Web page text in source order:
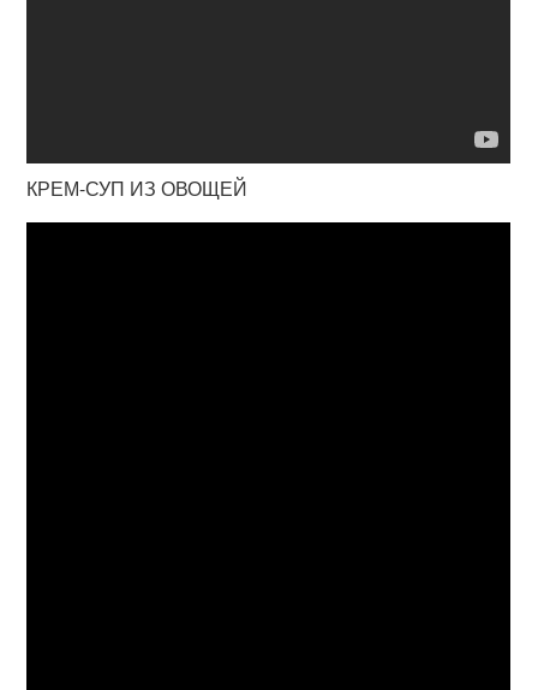
КРЕМ-СУП ИЗ ОВОЩЕЙ